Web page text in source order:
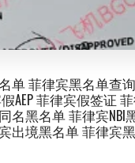
单 菲律宾黑名单查
AEP 菲律宾假签证
黑名单 菲律宾
出境黑名单 菲律宾